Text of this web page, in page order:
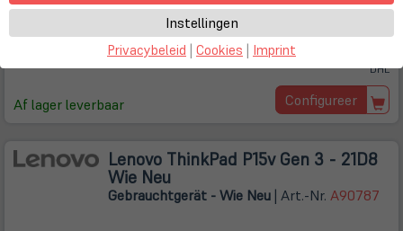
Af lager leverbaar
€ 1.079,00
binnen Duitsland met
DHL
Configureer
Lenovo ThinkPad P15v Gen 3 - 21D8
Wie Neu
Gebrauchtgerät - Wie Neu | Art.-Nr. A90787
Instellingen
Privacybeleid | Cookies | Imprint